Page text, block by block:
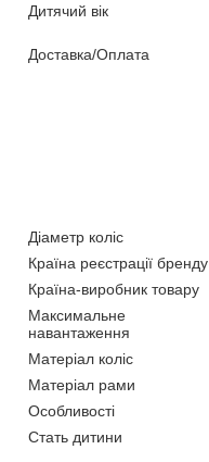
Дитячий вік
Доставка/Оплата
Діаметр коліс
Країна реєстрації бренду
Країна-виробник товару
Максимальне
навантаження
Матеріал коліс
Матеріал рами
Особливості
Стать дитини